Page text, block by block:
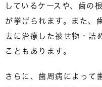
しているケースや、歯の
が挙げられます。また、
去に治療した被せ物・詰
こともあります。
さらに、歯周病によって